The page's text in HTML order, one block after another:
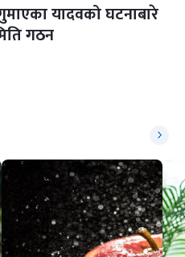
यादवको घटनाबारे
गठन